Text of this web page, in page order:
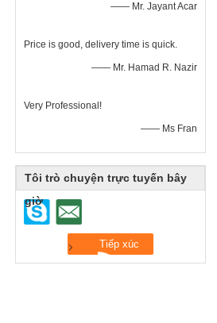
—— Mr. Jayant Acar
Price is good, delivery time is quick.
—— Mr. Hamad R. Nazir
Very Professional!
—— Ms Fran
Tôi trò chuyện trực tuyến bây
giờ